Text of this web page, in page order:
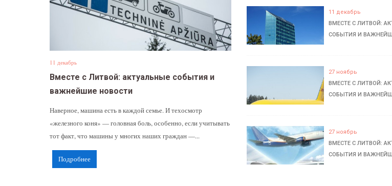
11 декабрь
Вместе с Литвой: актуальные события и
важнейшие новости
Наверное, машина есть в каждой семье. И техосмотр
«железного коня» — головная боль, особенно, если учитывать
тот факт, что машины у многих наших граждан —...
Подробнее
11 декабрь
ВМЕСТЕ С ЛИТВОЙ:
СОБЫТИЯ И
27 ноябрь
ВМЕСТЕ С ЛИТВОЙ:
СОБЫТИЯ И
27 ноябрь
ВМЕСТЕ С ЛИТВОЙ:
СОБЫТИЯ И